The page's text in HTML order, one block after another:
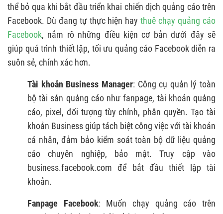
thể bỏ qua khi bắt đầu triển khai chiến dịch quảng cáo trên
Facebook. Dù đang tự thực hiện haythuê chạy quảng cáo
Facebook, nắm rõ những điều kiện cơ bản dưới đây sẽ
giúp quá trình thiết lập, tối ưu quảng cáo Facebook diễn ra
suôn sẻ, chính xác hơn.
Tài khoản Business Manager: Công cụ quản lý toàn
bộ tài sản quảng cáo như fanpage, tài khoản quảng
cáo, pixel, đối tượng tùy chỉnh, phân quyền. Tạo tài
khoản Business giúp tách biệt công việc với tài khoản
cá nhân, đảm bảo kiểm soát toàn bộ dữ liệu quảng
cáo chuyên nghiệp, bảo mật. Truy cập vào
business.facebook.com để bắt đầu thiết lập tài
khoản.
Fanpage Facebook: Muốn chạy quảng cáo trên